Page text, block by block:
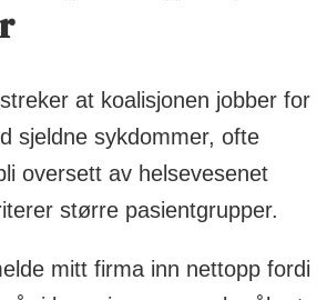
at koalisjonen jobber for
sjeldne sykdommer, ofte
oversett av helsevesenet
større pasientgrupper.
mitt firma inn nettopp fordi